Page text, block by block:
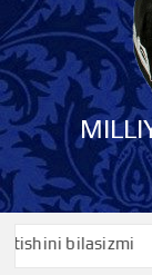
bilasizmi